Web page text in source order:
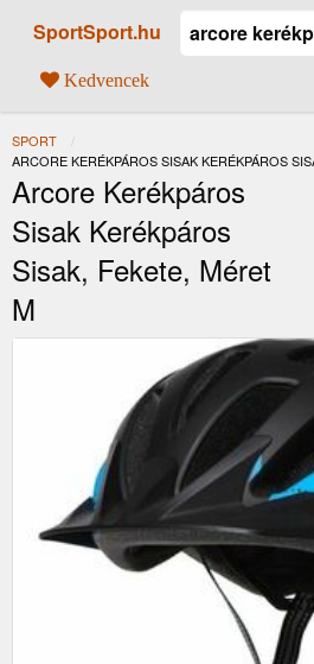
SportSport.hu
Kedvencek
SPORT
JELENLEGI:
ARCORE KERÉKPÁROS SISAK KERÉKPÁROS
Arcore Kerékpáros
Sisak Kerékpáros
Sisak, Fekete, Méret
M